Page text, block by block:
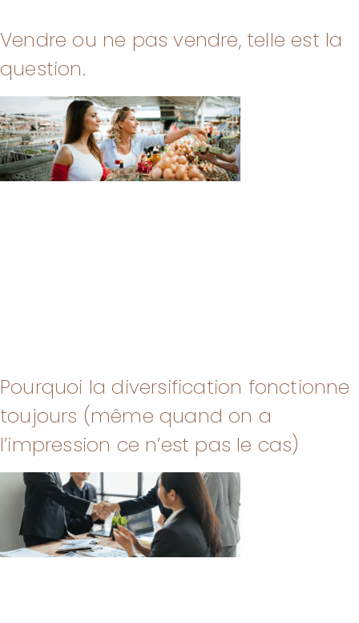
Vendre ou ne pas vendre, telle est la
question.
Pourquoi la diversification fonctionne
toujours (même quand on a
l’impression ce n’est pas le cas)